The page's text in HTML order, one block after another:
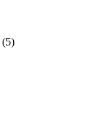
(5)